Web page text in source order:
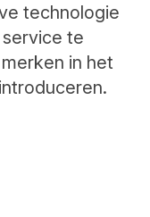
technologie
te
in het